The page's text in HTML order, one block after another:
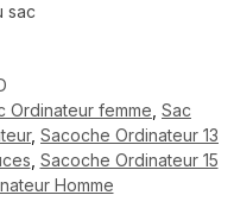
sac
Ordinateur femme Sac
, Sacoche Ordinateur 13
Sacoche Ordinateur 15
Homme